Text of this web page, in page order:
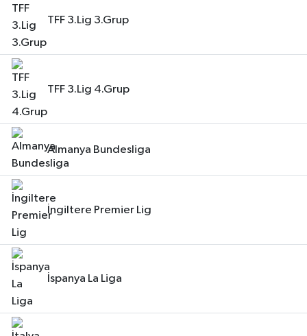
TFF 3.Lig 3.Grup
TFF 3.Lig 4.Grup
Almanya Bundesliga
İngiltere Premier Lig
İspanya La Liga